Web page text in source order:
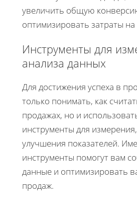
увеличить общую
оптимизировать затраты на
Инструменты для
анализа данных
Для достижения успеха в
только понимать, как
продажах, но и
инструменты для
улучшения показателей.
инструменты помогут вам
данные и оптимизировать
продаж.